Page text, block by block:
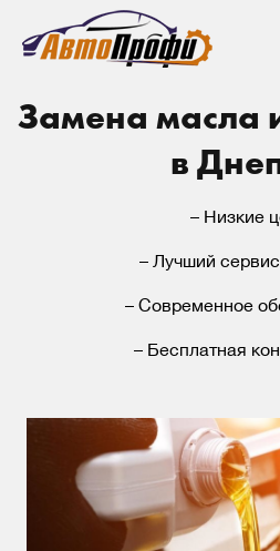
Замена масла
в
– Низкие
– Лучший
– Современное
– Бесплатная